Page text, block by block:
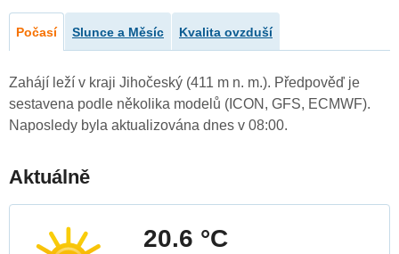
Počasí Slunce a Měsíc Kvalita ovzduší
Zahájí leží v kraji Jihočeský (411 m n. m.). Předpověď je
sestavena podle několika modelů (ICON, GFS, ECMWF).
Naposledy byla aktualizována dnes v 08:00.
Aktuálně
20.6 °C